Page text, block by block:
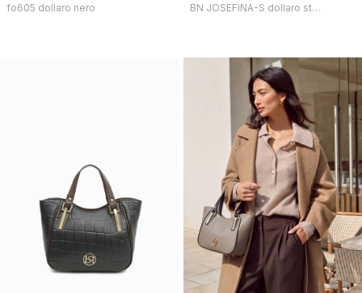
ЧЕРНОГО ЦВЕТА
fo605 dollaro nero
КОРИЧНЕВОЙ КОЖИ С
BN JOSEFINA-S dollaro st